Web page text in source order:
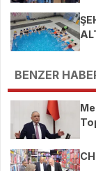
BENZER